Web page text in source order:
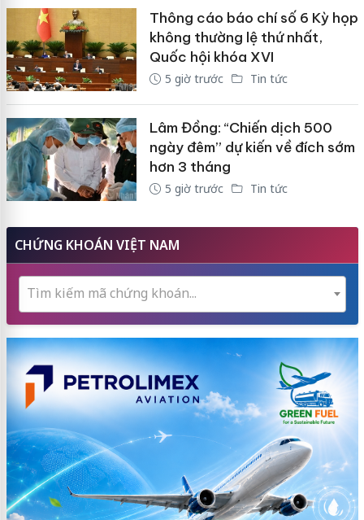
Thông cáo báo chí số 6 Kỳ họp
không thường lệ thứ nhất,
Quốc hội khóa XVI
5 giờ trước Tin tức
Lâm Đồng: “Chiến dịch 500
ngày đêm” dự kiến về đích sớm
hơn 3 tháng
5 giờ trước Tin tức
CHỨNG KHOÁN VIỆT NAM
Tìm kiếm mã chứng khoán...